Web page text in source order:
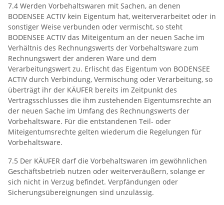
7.4 Werden Vorbehaltswaren mit Sachen, an denen
BODENSEE ACTIV kein Eigentum hat, weiterverarbeitet oder in
sonstiger Weise verbunden oder vermischt, so steht
BODENSEE ACTIV das Miteigentum an der neuen Sache im
Verhältnis des Rechnungswerts der Vorbehaltsware zum
Rechnungswert der anderen Ware und dem
Verarbeitungswert zu. Erlischt das Eigentum von BODENSEE
ACTIV durch Verbindung, Vermischung oder Verarbeitung, so
überträgt ihr der KÄUFER bereits im Zeitpunkt des
Vertragsschlusses die ihm zustehenden Eigentumsrechte an
der neuen Sache im Umfang des Rechnungswerts der
Vorbehaltsware. Für die entstandenen Teil- oder
Miteigentumsrechte gelten wiederum die Regelungen für
Vorbehaltsware.
7.5 Der KÄUFER darf die Vorbehaltswaren im gewöhnlichen
Geschäftsbetrieb nutzen oder weiterveräußern, solange er
sich nicht in Verzug befindet. Verpfändungen oder
Sicherungsübereignungen sind unzulässig.